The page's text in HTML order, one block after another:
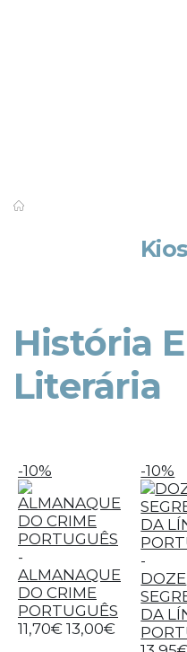
História
Literária
-10%
-
ALMANAQUE
DO CRIME
PORTUGUÊS
11,70€ 13,00€
-10%
-
DOZE
DA